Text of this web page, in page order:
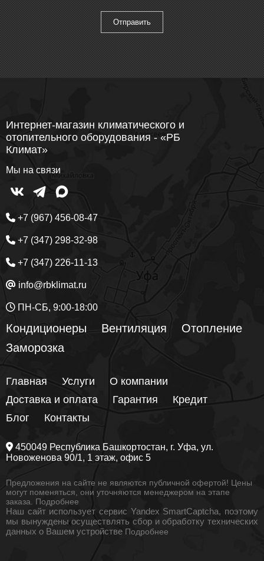
Интернет-магазин климатического и
отопительного оборудования - «РБ
Климат»
Мы на связи
+7 (967) 456-08-47
+7 (347) 298-32-98
+7 (347) 226-11-13
info@rbklimat.ru
ПН-СБ, 9:00-18:00
Кондиционеры Вентиляция
Отопление
Заморозка
Главная Услуги
О компании
Доставка и оплата
Гарантия
Кредит
Блог
Контакты
450049 Республика Башкортостан, г. Уфа, ул.
Новоженова 90/1, 1 этаж, офис 5
Предложения на сайте не являются публичной офертой! Цены
могут поменяться, они уточняются менеджером на этапе
заказа. Подробнее
Наш сайт использует сервис Yandex SmartCaptcha, поэтому
мы вынуждены осуществлять сбор и обработку технических
данных о Вашем устройстве Подробнее